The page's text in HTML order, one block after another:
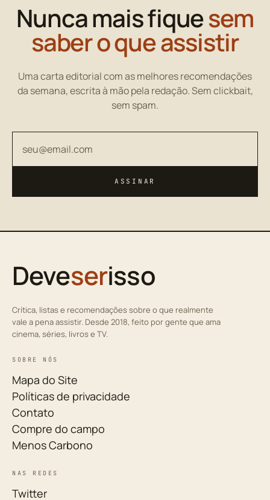
Nunca mais fiquesem
saber o que assistir
Uma carta editorial com as melhores recomendações
da semana, escrita à mão pela redação. Sem clickbait,
sem spam.
ASSINAR
Deveserisso
Crítica, listas e recomendações sobre o que realmente
vale a pena assistir. Desde 2018, feito por gente que ama
cinema, séries, livros e TV.
SOBRE NÓS
Mapa do Site
Políticas de privacidade
Contato
Compre do campo
Menos Carbono
NAS REDES
Twitter